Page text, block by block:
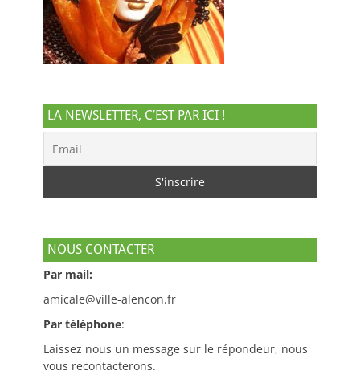
LA NEWSLETTER, C’EST PAR ICI !
NOUS CONTACTER
Par mail:
amicale@ville-alencon.fr
Par téléphone:
Laissez nous un message sur le répondeur, nous
vous recontacterons.